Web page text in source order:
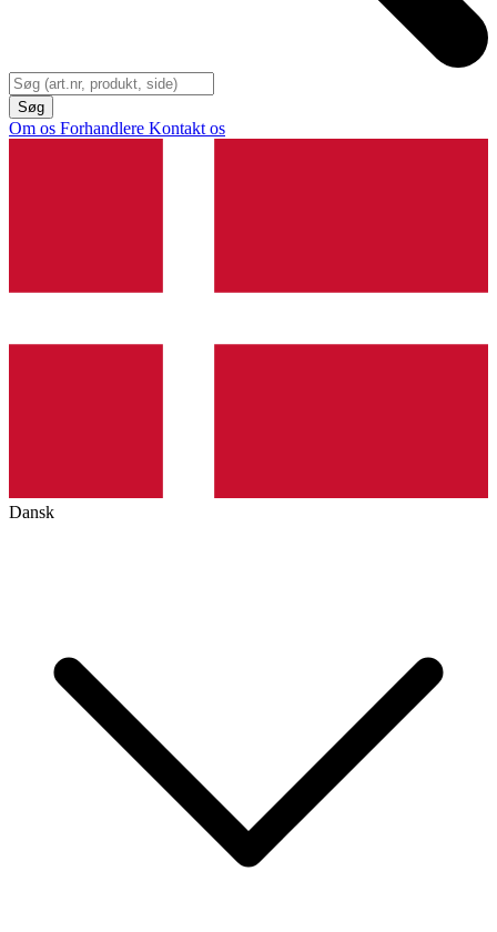
Om os Forhandlere Kontakt os
Dansk